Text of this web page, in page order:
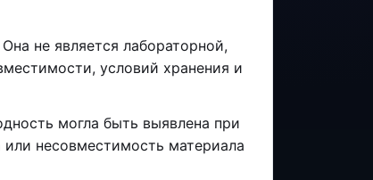
не является лабораторной,
условий хранения и
могла быть выявлена при
несовместимость материала